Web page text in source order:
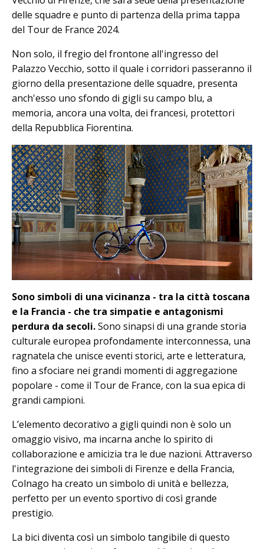
delle squadre e punto di partenza della prima tappa
del Tour de France 2024.
Non solo, il fregio del frontone all'ingresso del
Palazzo Vecchio, sotto il quale i corridori passeranno il
giorno della presentazione delle squadre, presenta
anch'esso uno sfondo di gigli su campo blu, a
memoria, ancora una volta, dei francesi, protettori
della Repubblica Fiorentina.
Sono simboli di una vicinanza - tra la città toscana
e la Francia - che tra simpatie e antagonismi
perdura da secoli.Sono sinapsi di una grande storia
culturale europea profondamente interconnessa, una
ragnatela che unisce eventi storici, arte e letteratura,
fino a sfociare nei grandi momenti di aggregazione
popolare - come il Tour de France, con la sua epica di
grandi campioni.
L’elemento decorativo a gigli quindi non è solo un
omaggio visivo, ma incarna anche lo spirito di
collaborazione e amicizia tra le due nazioni. Attraverso
l'integrazione dei simboli di Firenze e della Francia,
Colnago ha creato un simbolo di unità e bellezza,
perfetto per un evento sportivo di così grande
prestigio.
La bici diventa così un simbolo tangibile di questo